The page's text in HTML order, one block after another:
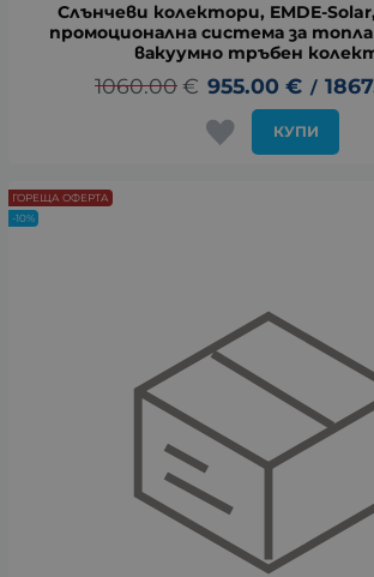
Слънчеви колектори, EMDE-
промоционална система за топла
вакуумно тръбен
1060.00 € 955.00 € /
КУПИ
ГОРЕЩА ОФЕРТА
-10%